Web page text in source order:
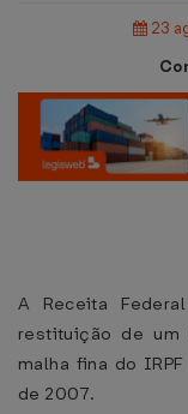
23
A Receita
restituição de
malha fina do
de 2007.